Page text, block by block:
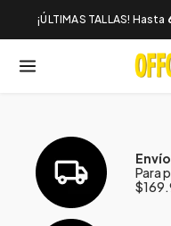
¡ÚLTIMAS TALLAS! Hasta
Para